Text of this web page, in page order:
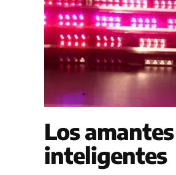
Los
inteligentes